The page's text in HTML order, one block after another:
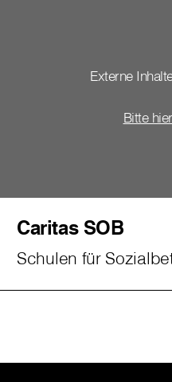
Externe
Bitte
Caritas SOB
Schulen für